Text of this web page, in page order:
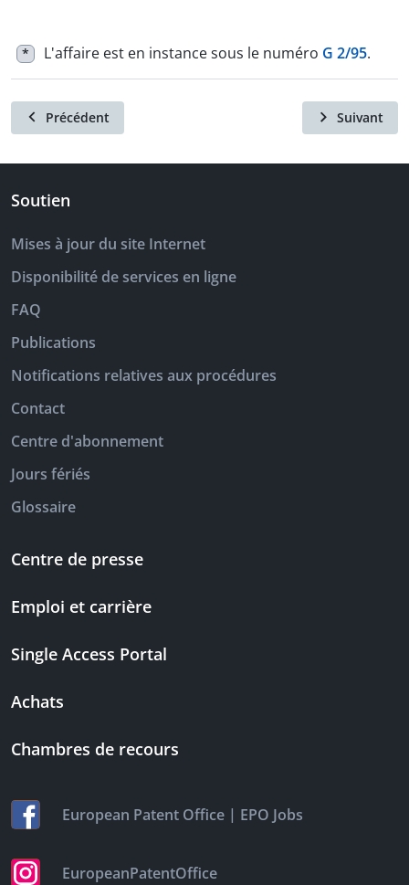
* L'affaire est en instance sous le numéro G 2/95.
Précédent Suivant
Soutien
Mises à jour du site Internet
Disponibilité de services en ligne
FAQ
Publications
Notifications relatives aux procédures
Contact
Centre d'abonnement
Jours fériés
Glossaire
Centre de presse
Emploi et carrière
Single Access Portal
Achats
Chambres de recours
European Patent Office | EPO Jobs
EuropeanPatentOffice